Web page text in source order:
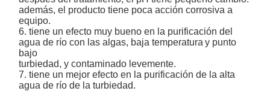
además, el producto tiene poca acción corrosiva a
equipo.
6. tiene un efecto muy bueno en la purificación del
agua de río con las algas, baja temperatura y punto
bajo
turbiedad, y contaminado levemente.
7. tiene un mejor efecto en la purificación de la alta
agua de río de la turbiedad.